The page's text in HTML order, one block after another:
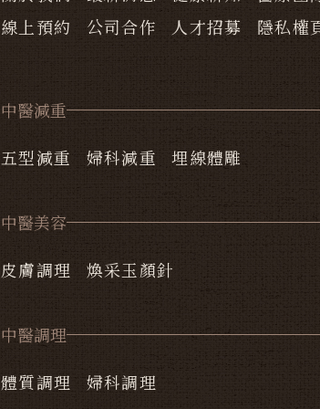
線上預約
公司合作 人才招募 隱私權
中醫減重
五型減重
婦科減重 埋線體雕
中醫美容
皮膚調理
煥采玉顏針
中醫調理
體質調理
婦科調理